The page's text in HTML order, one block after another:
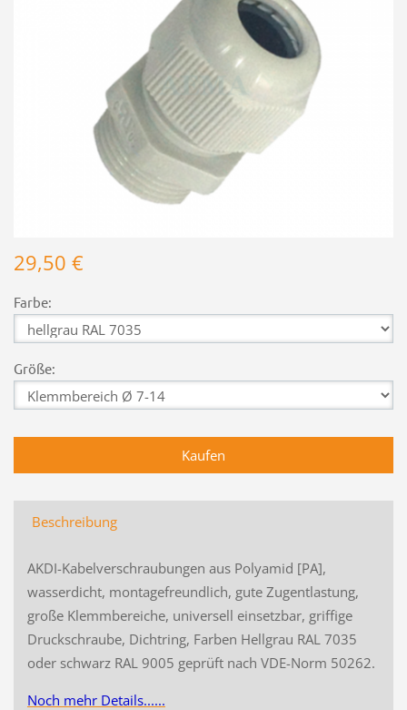
29,50 €
Farbe:
Größe:
Beschreibung
AKDI-Kabelverschraubungen aus Polyamid [PA],
wasserdicht, montagefreundlich, gute Zugentlastung,
große Klemmbereiche, universell einsetzbar, griffige
Druckschraube, Dichtring, Farben Hellgrau RAL 7035
oder schwarz RAL 9005 geprüft nach VDE-Norm 50262.
Noch mehr Details......